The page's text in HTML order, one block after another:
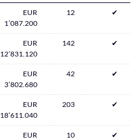
EUR
1’087.200
12 ✔
EUR
12’831.120
142 ✔
EUR
3’802.680
42 ✔
EUR
18’611.040
203 ✔
EUR
10 ✔